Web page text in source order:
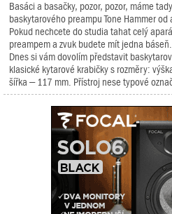
Basáci a basačky, pozor, pozor, máme
baskytarového preampu Tone Hammer od
Pokud nechcete do studia tahat celý
preampem a zvuk budete mít jedna
Dnes si vám dovolím představit
klasické kytarové krabičky s rozměry:
šířka – 117 mm. Přístroj nese typové